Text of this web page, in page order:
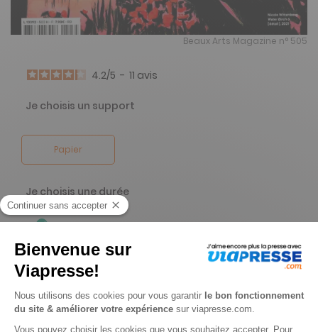
Beaux Arts Magazine n° 505
4.2/5 - 11 avis
Je choisis un support
Papier
Je choisis une durée
Abonnement 1 an
12 n° • Papier
50€15 84€
Tarif France métropolitaine
Renouvellement à date d’anniversaire